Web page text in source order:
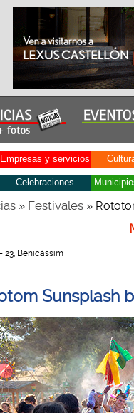
Empresas y servicios
Celebraciones
» Festivales»
23, Benicàssim
Sunsplash